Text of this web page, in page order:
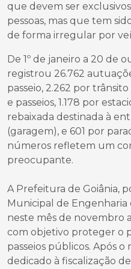
que devem ser
pessoas, mas que tem
de forma irregular por
De 1º de janeiro a 20 de
registrou 26.762
passeio, 2.262 por
e passeios, 1.178 por
rebaixada destinada à
(garagem), e 601 por
números refletem um
preocupante.
A Prefeitura de Goiânia,
Municipal de Engenharia
neste mês de novembro
com objetivo proteger o
passeios públicos. Após
dedicado à fiscalização